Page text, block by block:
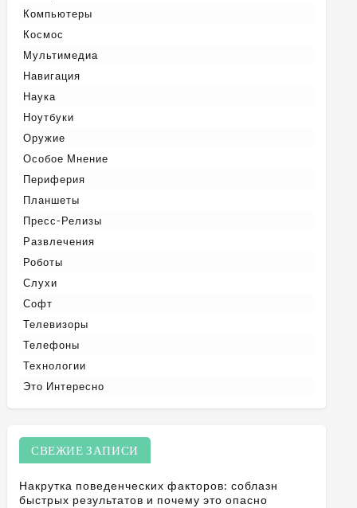
Компьютеры
Космос
Мультимедиа
Навигация
Наука
Ноутбуки
Оружие
Особое Мнение
Периферия
Планшеты
Пресс-Релизы
Развлечения
Роботы
Слухи
Софт
Телевизоры
Телефоны
Технологии
Это Интересно
СВЕЖИЕ ЗАПИСИ
Накрутка поведенческих факторов: соблазн
быстрых результатов и почему это опасно